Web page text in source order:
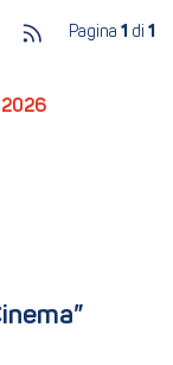
Pagina 1 di 1
2026